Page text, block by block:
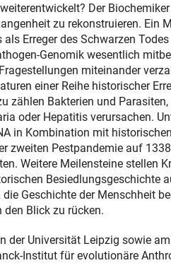
Der
zu rekonstruieren. Ein
Erreger des Schwarzen Todes
Genomik wesentlich
miteinander
einer Reihe historischer
zählen Bakterien und Parasiten,
oder Hepatitis verursachen.
in Kombination mit
zweiten Pestpandemie auf
Weitere Meilensteine stellen
Besiedlungsgeschichte
Geschichte der Menschheit
Blick zu rücken.
der Universität Leipzig sowie
Institut für evolutionäre